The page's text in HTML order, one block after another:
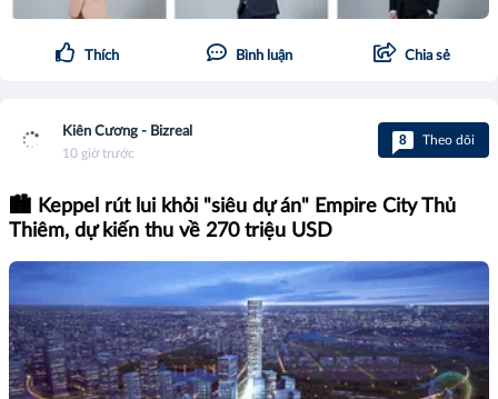
Thích Bình luận Chia sẻ
Kiên Cương - Bizreal
10 giờ trước
8 Theo dõi
🏙️ Keppel rút lui khỏi "siêu dự án" Empire City Thủ
Thiêm, dự kiến thu về 270 triệu USD